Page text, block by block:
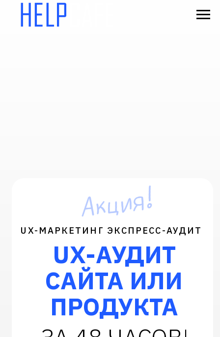
25 000 р.45 000 р.
САЙТА ИЛИ
ПРОДУКТА
ЗА 48 ЧАСОВ!
Заявка
Не найдем ошибки — вернём деньги!